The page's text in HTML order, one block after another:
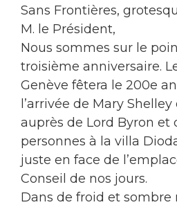
Sans Frontières,
M. le Président,
Nous sommes sur le
troisième anniversaire.
Genève fêtera le 200e
l’arrivée de Mary
auprès de Lord Byron et
personnes à la villa
juste en face de
Conseil de nos jours.
Dans de froid et sombre